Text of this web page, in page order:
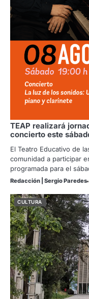
TEAP realizará
concierto este
El Teatro Educativo de
comunidad a participar
programada para el
Redacción | Sergio Paredes
CULTURA